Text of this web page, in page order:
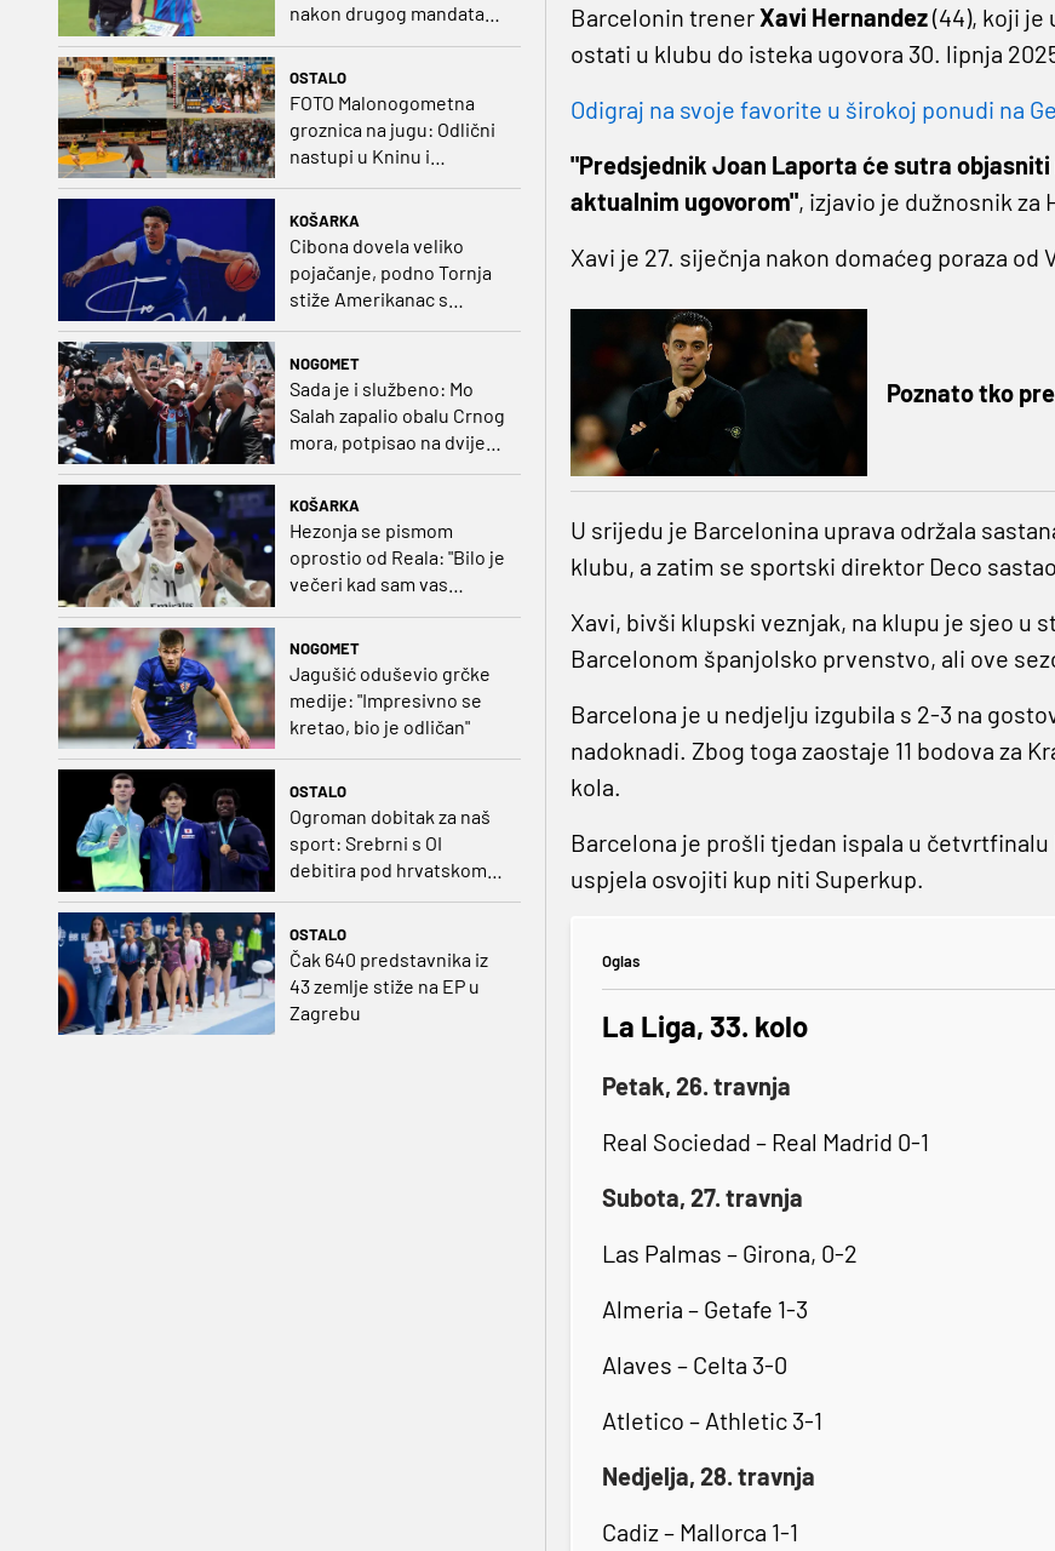
nakon drugog mandata
OSTALO
FOTO Malonogometna
groznica na jugu: Odlični
nastupi u Kninu i
Metkoviću okrunjeni
vrijednim nagradama
KOŠARKA
Cibona dovela veliko
pojačanje, podno Tornja
stiže Amerikanac s
naslovom iz EuroCupa
NOGOMET
Sada je i službeno: Mo
Salah zapalio obalu Crnog
mora, potpisao na dvije
KOŠARKA
Hezonja se pismom
oprostio od Reala: "Bilo je
večeri kad sam vas
NOGOMET
Jagušić oduševio grčke
medije: "Impresivno se
kretao, bio je odličan"
OSTALO
Ogroman dobitak za naš
sport: Srebrni s OI
debitira pod hrvatskom
OSTALO
Čak 640 predstavnika iz
43 zemlje stiže na EP u
Zagrebu
Barcelonin trenerXavi Hernandez(44), koji je
ostati u klubu do isteka ugovora 30. lipnja
Odigraj na svoje favorite u širokoj ponudi na
"Predsjednik Joan Laporta će sutra
aktualnim ugovorom", izjavio je dužnosnik za
Xavi je 27. siječnja nakon domaćeg poraza
Poznato tko
U srijedu je Barcelonina uprava održala
klubu, a zatim se sportski direktor Deco
Xavi, bivši klupski veznjak, na klupu je sjeo u
Barcelonom španjolsko prvenstvo, ali ove
Barcelona je u nedjelju izgubila s 2-3 na
nadoknadi. Zbog toga zaostaje 11 bodova za
kola.
Barcelona je prošli tjedan ispala u
uspjela osvojiti kup niti Superkup.
Oglas
La Liga, 33. kolo
Petak, 26. travnja
Real Sociedad – Real Madrid 0-1
Subota, 27. travnja
Las Palmas – Girona, 0-2
Almeria – Getafe 1-3
Alaves – Celta 3-0
Atletico – Athletic 3-1
Nedjelja, 28. travnja
Cadiz – Mallorca 1-1